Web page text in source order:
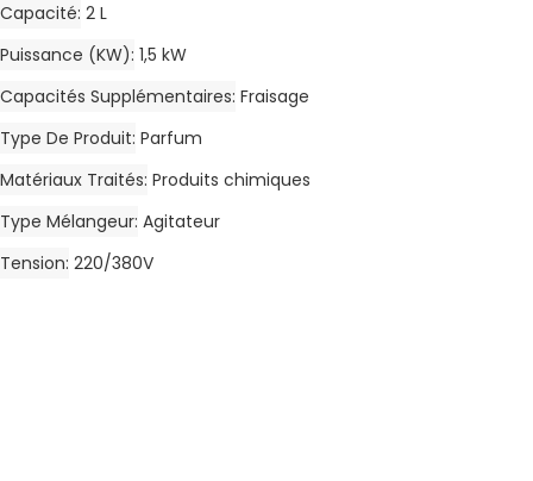
Capacité 2 L
Puissance (kW) 1,5 kW
Capacités Supplémentaires Fraisage
Type De Produit Parfum
Matériaux Traités Produits chimiques
Type Mélangeur Agitateur
Tension 220/380V